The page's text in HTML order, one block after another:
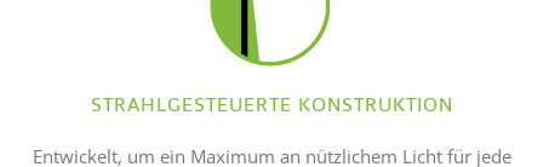
STRAHLGESTEUERTE KONSTRUKTION
Entwickelt, um ein Maximum an nützlichem Licht für jede